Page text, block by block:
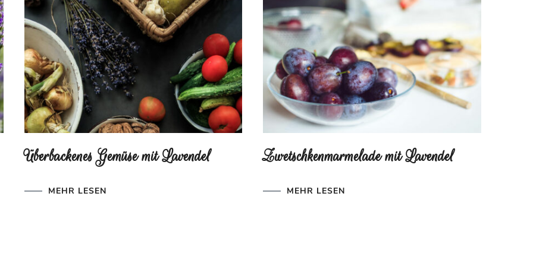
Überbackenes Gemüse mit Lavendel
MEHR LESEN
Zwetschkenmarmelade mit Lavendel
MEHR LESEN